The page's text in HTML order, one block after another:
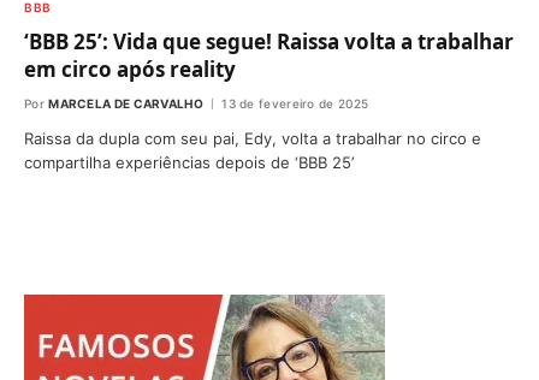
BBB
‘BBB 25’: Vida que segue! Raissa volta a trabalhar
em circo após reality
Por MARCELA DE CARVALHO 13 de fevereiro de 2025
Raissa da dupla com seu pai, Edy, volta a trabalhar no circo e
compartilha experiências depois de ‘BBB 25’